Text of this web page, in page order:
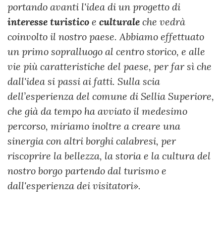
portando avanti l'idea di un progetto di
interesse turistico e culturale che vedrà
coinvolto il nostro paese.Abbiamo effettuato
un primo sopralluogo al centro storico, e alle
vie più caratteristiche del paese, per far sì che
dall'idea si passi ai fatti. Sulla scia
dell’esperienza del comune di Sellia Superiore,
che già da tempo ha avviato il medesimo
percorso, miriamo inoltre a creare una
sinergia con altri borghi calabresi, per
riscoprire la bellezza, la storia e la cultura del
nostro borgo partendo dal turismo e
dall'esperienza dei visitatori».